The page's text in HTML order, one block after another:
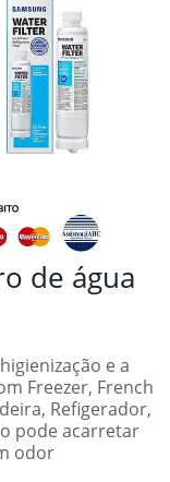
de água
e a
Freezer, French
Refigerador,
pode acarretar
odor